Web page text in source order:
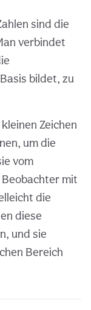
sind die
verbindet
bildet, zu
Zeichen
um die
vom
mit
die
diese
und sie
Bereich